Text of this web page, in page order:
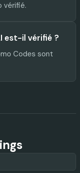
vérifié.
est-il vérifié ?
Codes sont